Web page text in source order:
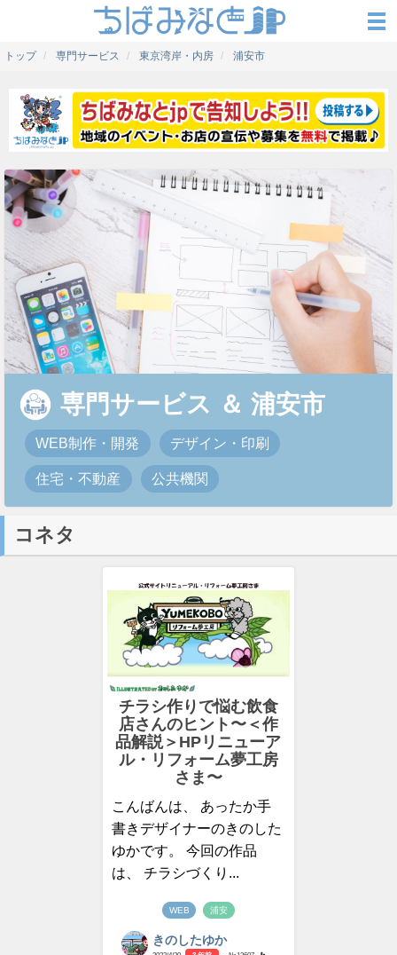
トップ 専門サービス 東京湾岸・内房 浦安市
専門サービス ＆ 浦安市
WEB制作・開発 デザイン・印刷
住宅・不動産 公共機関
コネタ
チラシ作りで悩む飲食
店さんのヒント〜＜作
品解説＞HPリニューア
ル・リフォーム夢工房
さま〜
こんばんは、 あったか手
書きデザイナーのきのした
ゆかです。 今回の作品
は、 チラシづくり...
WEB 浦安
きのしたゆか